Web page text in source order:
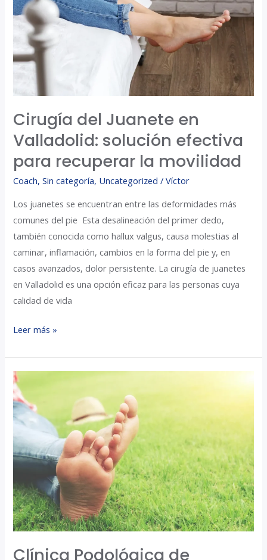
Cirugía del Juanete en
Valladolid: solución efectiva
para recuperar la movilidad
Coach,Sin categoría, Uncategorized /Víctor
Los juanetes se encuentran entre las deformidades más
comunes del pie Esta desalineación del primer dedo,
también conocida como hallux valgus, causa molestias al
caminar, inflamación, cambios en la forma del pie y, en
casos avanzados, dolor persistente. La cirugía de juanetes
en Valladolid es una opción eficaz para las personas cuya
calidad de vida
Valladolid:
solución
efectiva
para
recuperar
Leer más »
Clínica Podológica de
Clínica
Podológica
de
Valladolid:
Cómo
preparar
pies
para
el